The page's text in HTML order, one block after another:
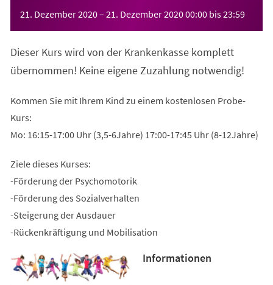
21. Dezember 2020– 21. Dezember 202000:00 bis23:59
Dieser Kurs wird von der Krankenkasse komplett
übernommen! Keine eigene Zuzahlung notwendig!
Kommen Sie mit Ihrem Kind zu einem kostenlosen Probe-
Kurs:
Mo: 16:15-17:00 Uhr (3,5-6Jahre) 17:00-17:45 Uhr (8-12Jahre)
Ziele dieses Kurses:
-Förderung der Psychomotorik
-Förderung des Sozialverhalten
-Steigerung der Ausdauer
-Rückenkräftigung und Mobilisation
Informationen